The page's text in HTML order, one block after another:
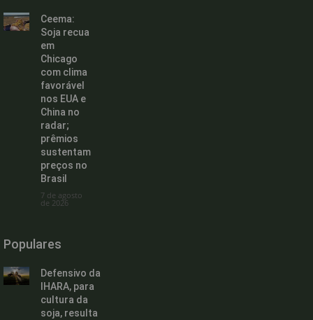
Ceema:
Soja recua
em
Chicago
com clima
favorável
nos EUA e
China no
radar;
prêmios
sustentam
preços no
Brasil
7 de agosto
de 2026
Populares
Defensivo da
IHARA, para
cultura da
soja, resulta